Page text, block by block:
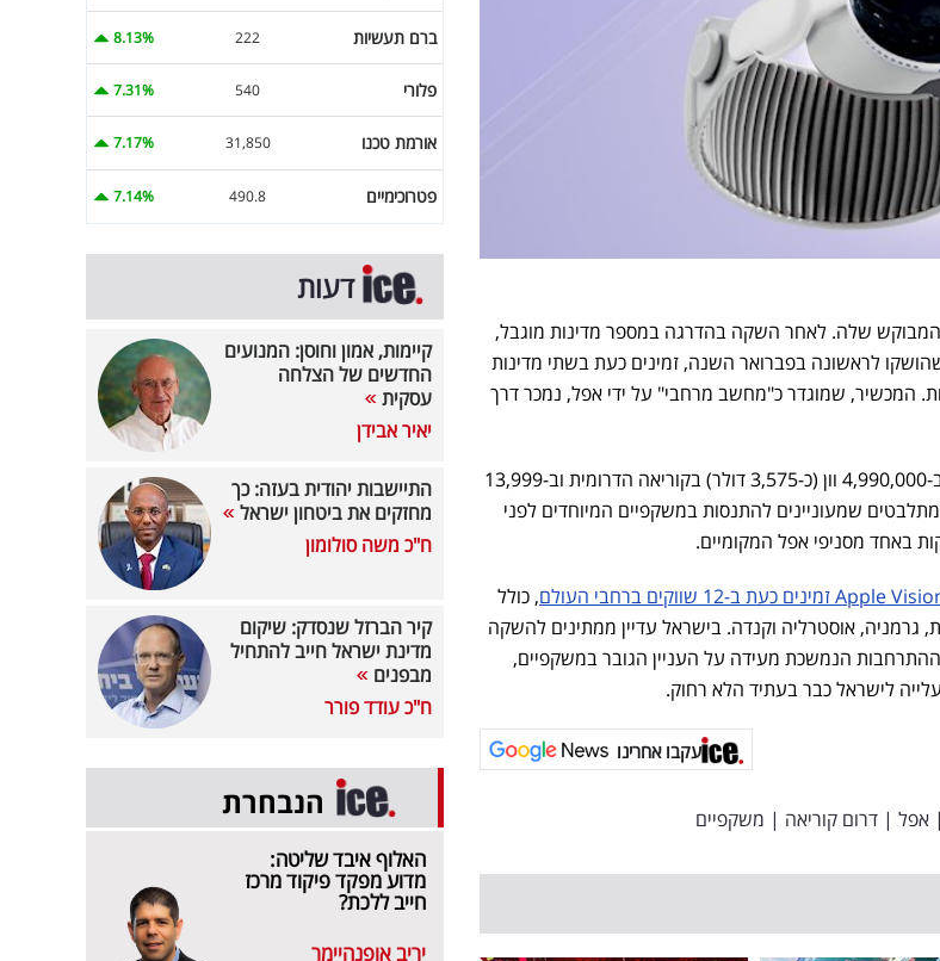
שלה. לאחר השקה בהדרגה במספר מדינות מוגבל,
לראשונה בפברואר השנה, זמינים כעת בשתי מדינות
המכשיר, שמוגדר כ"מחשב מרחבי" על ידי אפל, נמכר דרך
המחיר של משקפי ה-Apple Vision Pro מתחיל ב-4,990,000 וון (כ-3,575 דולר) בקוריאה הדרומית וב-13,999
לקוחות מתלבטים שמעוניינים להתנסות במשקפיים המיוחדים לפני
, כולל
גרמניה, אוסטרליה וקנדה. בישראל עדיין ממתינים להשקה
הנמשכת מעידה על העניין הגובר במשקפיים,
לישראל כבר בעתיד הלא רחוק.
עקבו אחרינו
| אפל | דרום קוריאה | משקפיים
ברם תעשיות 222
8.13%
פלורי 540
7.31%
אורמת טכנו 31,850
7.17%
פטרוכימיים 490.8
7.14%
דעות
קיימות, אמון וחוסן: המנועים
החדשים של הצלחה
עסקית
יאיר אבידן
התיישבות יהודית בעזה: כך
מחזקים את ביטחון ישראל
ח"כ משה סולומון
קיר הברזל שנסדק: שיקום
מדינת ישראל חייב להתחיל
מבפנים
ח"כ עודד פורר
הנבחרת
האלוף איבד שליטה:
מדוע מפקד פיקוד מרכז
חייב ללכת?
יריב אופנהיימר